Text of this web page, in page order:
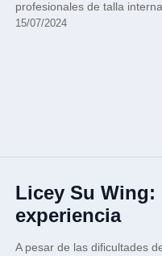
profesionales de talla
15/07/2024
Licey Su
experiencia
A pesar de las dificultades